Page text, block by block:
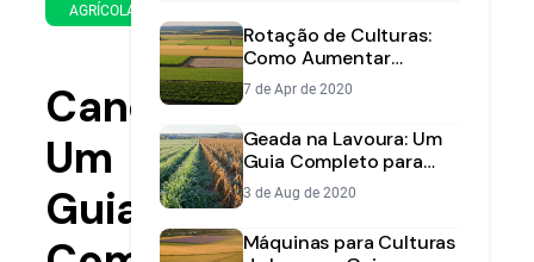
AGRÍCOLA
de
2022
leitura
Canola:
Um
Guia
Rotação de Culturas:
Como Aumentar
Produtividade e Saúde
do Solo
7 de Apr de 2020
Geada na Lavoura: Um
Guia Completo para
Prevenir Perdas de
Grãos
3 de Aug de 2020
Máquinas para Culturas